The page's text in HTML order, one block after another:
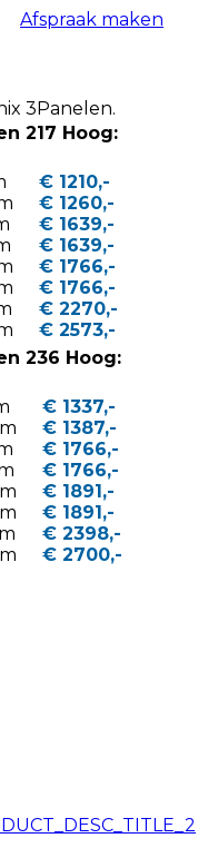
Afspraak maken
217 Hoog:
€ 1210,-
€ 1260,-
€ 1639,-
€ 1639,-
€ 1766,-
€ 1766,-
€ 2270,-
€ 2573,-
236 Hoog:
€ 1337,-
€ 1387,-
€ 1766,-
€ 1766,-
€ 1891,-
€ 1891,-
€ 2398,-
€ 2700,-